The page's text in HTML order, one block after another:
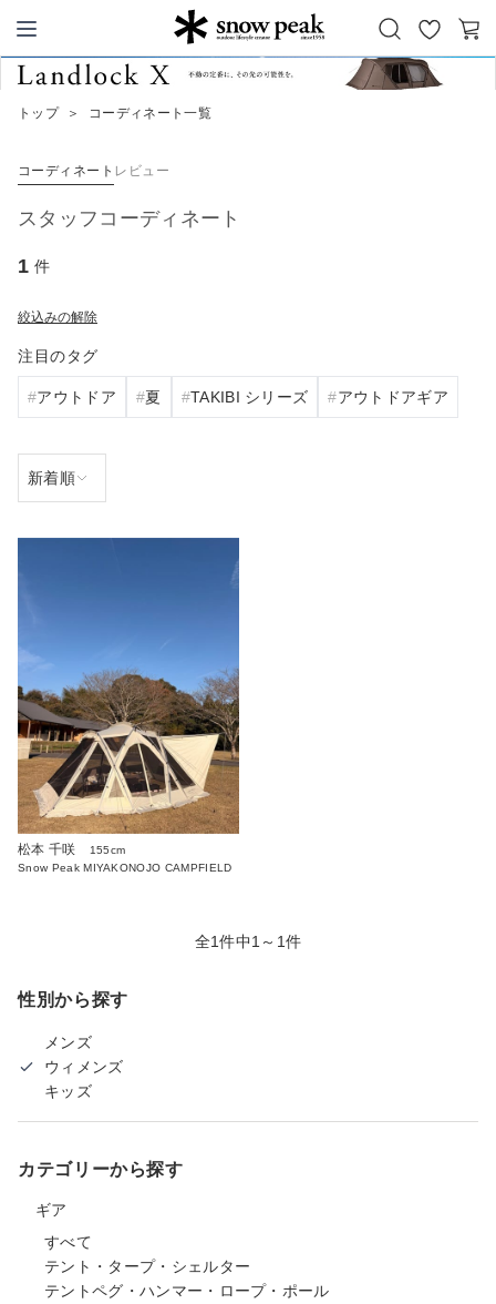
Snow Peak
お
気
カ
トップ ＞ コーディネート一覧
コーディネート レビュー
スタッフコーディネート
1 件
絞込みの解除
注目のタグ
アウトドア 夏 TAKIBI シリーズ アウトドアギア
松本 千咲
155cm
Snow Peak MIYAKONOJO CAMPFIELD
全1件中1～1件
性別から探す
メンズ
ウィメンズ
キッズ
カテゴリーから探す
ギア
すべて
テント・タープ・シェルター
テントペグ・ハンマー・ロープ・ポール